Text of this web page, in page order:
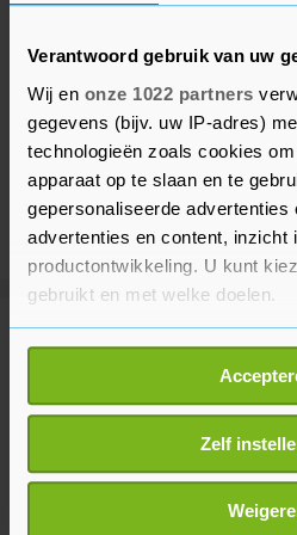
Verantwoord gebruik van uw
Wij en onze 1022 partners
gegevens (bijv. uw IP-adres)
technologieën zoals cookies
apparaat op te slaan en te
gepersonaliseerde advertenties
advertenties en content, inzicht
productontwikkeling. U kunt
gebruikt en met welke doelen.
Als u het toestaat, willen we
Informatie verzamelen
locatie, die tot een paar
Uw apparaat
scannen op specifieke
Lees meer over hoe uw
Zelf
Meer uit Voetbal
Afrikaanse voetbalbond
voorzitter Infantino
57 minuten geleden